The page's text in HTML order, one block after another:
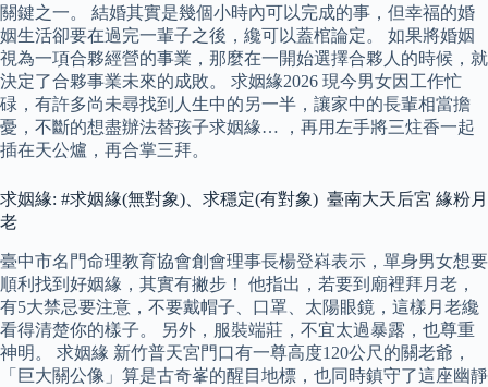
關鍵之一。 結婚其實是幾個小時內可以完成的事，但幸福的婚
姻生活卻要在過完一輩子之後，纔可以蓋棺論定。 如果將婚姻
視為一項合夥經營的事業，那麼在一開始選擇合夥人的時候，就
決定了合夥事業未來的成敗。 求姻緣2026 現今男女因工作忙
碌，有許多尚未尋找到人生中的另一半，讓家中的長輩相當擔
憂，不斷的想盡辦法替孩子求姻緣… ，再用左手將三炷香一起
插在天公爐，再合掌三拜。
求姻緣: #求姻緣(無對象)、求穩定(有對象) 臺南大天后宮 緣粉月
老
臺中市名門命理教育協會創會理事長楊登嵙表示，單身男女想要
順利找到好姻緣，其實有撇步！ 他指出，若要到廟裡拜月老，
有5大禁忌要注意，不要戴帽子、口罩、太陽眼鏡，這樣月老纔
看得清楚你的樣子。 另外，服裝端莊，不宜太過暴露，也尊重
神明。 求姻緣 新竹普天宮門口有一尊高度120公尺的關老爺，
「巨大關公像」算是古奇峯的醒目地標，也同時鎮守了這座幽靜